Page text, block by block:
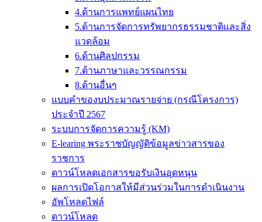
4.ด้านการแพทย์แผนไทย
5.ด้านการจัดการทรัพยากรธรรมชาติและสิ่ง
แวดล้อม
6.ด้านศิลปกรรม
7.ด้านภาษาและวรรณกรรม
8.ด้านอื่นๆ
แบบคำของบประมาณรายจ่าย (กรณีโครงการ)
ประจำปี 2567
ระบบการจัดการความรู้ (KM)
E-learing พระราชบัญญัติข้อมูลข่าวสารของ
ราชการ
ดาวน์โหลดเอกสารขอรับเงินอุดหนุน
ผลการเปิดโอกาสให้มีส่วนร่วมในการดำเนินงาน
อัพโหลดไฟล์
ดาวน์โหลด